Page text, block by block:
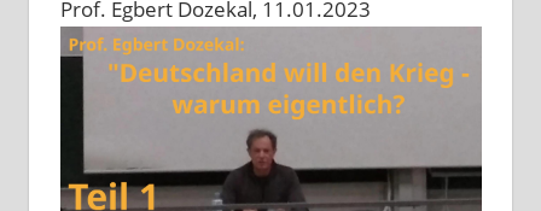
Prof. Egbert Dozekal, 11.01.2023